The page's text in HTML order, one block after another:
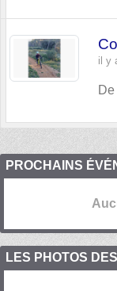
il y
PROCHAINS
LES PHOTOS